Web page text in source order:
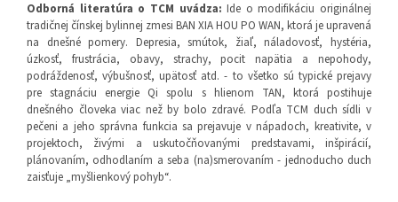
Odborná literatúra o TCM uvádza: Ide o modifikáciu originálnej
tradičnej čínskej bylinnej zmesi BAN XIA HOU PO WAN, ktorá je upravená
na dnešné pomery. Depresia, smútok, žiaľ, náladovosť, hystéria,
úzkosť, frustrácia, obavy, strachy, pocit napätia a nepohody,
podráždenosť, výbušnosť, upätosť atd. - to všetko sú typické prejavy
pre stagnáciu energie Qi spolu s hlienom TAN, ktorá postihuje
dnešného človeka viac než by bolo zdravé. Podľa TCM duch sídli v
pečeni a jeho správna funkcia sa prejavuje v nápadoch, kreativite, v
projektoch, živými a uskutočňovanými predstavami, inšpirácií,
plánovaním, odhodlaním a seba (na)smerovaním - jednoducho duch
zaisťuje „myšlienkový pohyb“.